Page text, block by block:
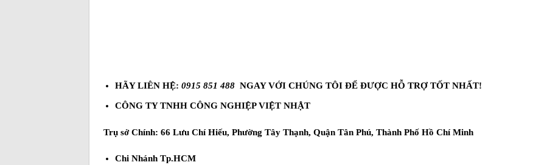
HÃY LIÊN HỆ: 0915 851 488 NGAY VỚI CHÚNG TÔI ĐỂ ĐƯỢC HỖ TRỢ TỐT NHẤT!
CÔNG TY TNHH CÔNG NGHIỆP VIỆT NHẬT
Trụ sở Chính: 66 Lưu Chí Hiếu, Phường Tây Thạnh, Quận Tân Phú, Thành Phố Hồ Chí Minh
Chi Nhánh Tp.HCM